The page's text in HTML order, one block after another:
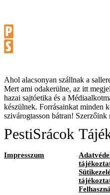
Ahol alacsonyan szállnak a
Mert ami odakerülne, az itt
hazai sajtóetika és a
készülnek. Forrásainkat minden
szivárogtasson bátran!
PestiSrácok
Impresszum